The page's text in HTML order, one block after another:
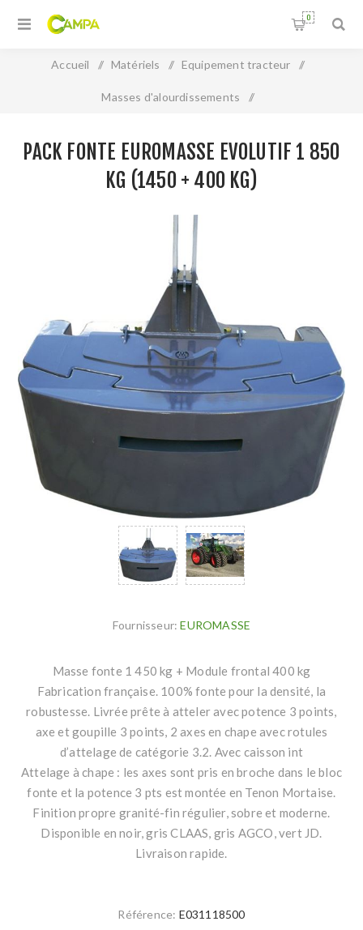
0
Accueil / Matériels / Equipement tracteur /
Masses d'alourdissements /
PACK FONTE EUROMASSE EVOLUTIF 1 850
KG (1450 + 400 KG)
Fournisseur: EUROMASSE
Masse fonte 1 450 kg + Module frontal 400 kg
Fabrication française. 100% fonte pour la densité, la
robustesse. Livrée prête à atteler avec potence 3 points,
axe et goupille 3 points, 2 axes en chape avec rotules
d’attelage de catégorie 3.2. Avec caisson int
Attelage à chape : les axes sont pris en broche dans le bloc
fonte et la potence 3 pts est montée en Tenon Mortaise.
Finition propre granité-fin régulier, sobre et moderne.
Disponible en noir, gris CLAAS, gris AGCO, vert JD.
Livraison rapide.
Référence: E031118500